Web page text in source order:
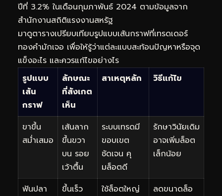
ปีที่ 3.2% ในเดือนกุมภาพันธ์ 2024 ตามข้อมูลจาก
สำนักงานสถิติแรงงานสหรัฐ
มาดูตารางเปรียบเทียบรูปแบบเส้นกราฟที่เทรดเดอร์
ทองคำมักเจอ เพื่อให้รู้ว่าแต่ละแบบสะท้อนปัญหาหรือจุด
แข็งอะไร และควรแก้ไขอย่างไร
รูปแบบ
เส้น
กราฟ
ลักษณะ
ที่สังเกต
เห็น
สาเหตุหลัก วิธีแก้ไข
ขาขึ้น
สม่ำเสมอ
เส้นลาก
ขึ้นขวา
บน รอย
เว้าตื้น
ระบบเทรดมี
ขอบเขต
ชัดเจน คุ
มล็อตดี
รักษาวินัยเดิม
อาจเพิ่มล็อต
เล็กน้อย
ฟันปลา
ขึ้นเร็ว
ใช้ล็อตใหญ่
ลดขนาดล็อ